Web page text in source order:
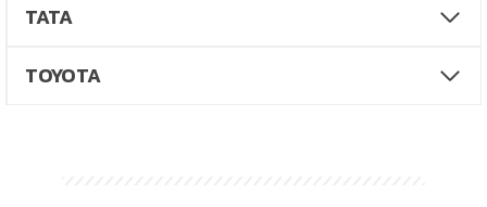
TATA
TOYOTA